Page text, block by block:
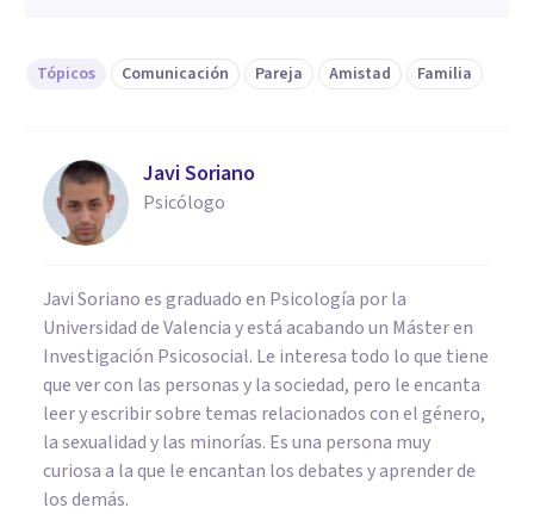
Tópicos Comunicación Pareja Amistad Familia
Javi Soriano
Psicólogo
Javi Soriano es graduado en Psicología por la
Universidad de Valencia y está acabando un Máster en
Investigación Psicosocial. Le interesa todo lo que tiene
que ver con las personas y la sociedad, pero le encanta
leer y escribir sobre temas relacionados con el género,
la sexualidad y las minorías. Es una persona muy
curiosa a la que le encantan los debates y aprender de
los demás.